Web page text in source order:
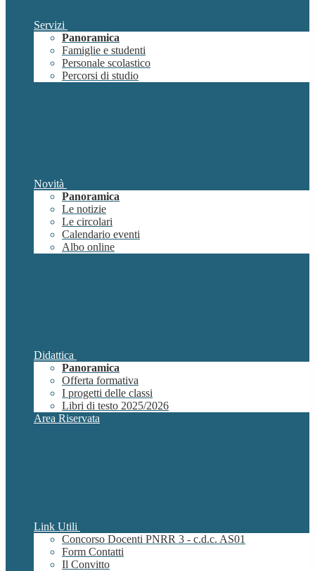
Servizi
Panoramica
Famiglie e studenti
Personale scolastico
Percorsi di studio
Novità
Panoramica
Le notizie
Le circolari
Calendario eventi
Albo online
Didattica
Panoramica
Offerta formativa
I progetti delle classi
Libri di testo 2025/2026
Area Riservata
Link Utili
Concorso Docenti PNRR 3 - c.d.c. AS01
Form Contatti
Il Convitto